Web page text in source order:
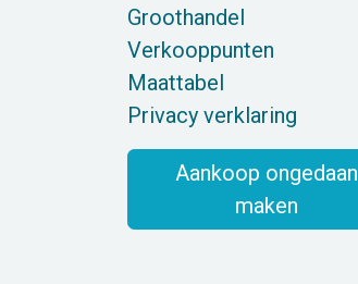
Groothandel
Verkooppunten
Maattabel
Privacy verklaring
Aankoop ongedaan
maken